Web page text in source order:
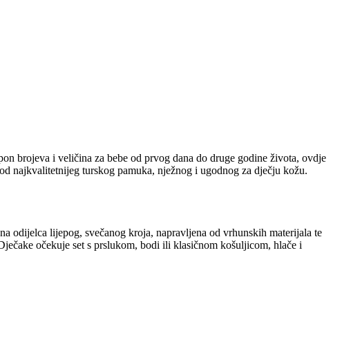
brojeva i veličina za bebe od prvog dana do druge godine života, ovdje
najkvalitetnijeg turskog pamuka, nježnog i ugodnog za dječju kožu.
odijelca lijepog, svečanog kroja, napravljena od vrhunskih materijala te
očekuje set s prslukom, bodi ili klasičnom košuljicom, hlače i